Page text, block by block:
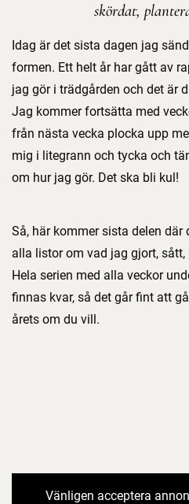
skördat,
Idag är det sista dagen jag
formen. Ett helt år har gått av
jag gör i trädgården och det är
Jag kommer fortsätta med
från nästa vecka plocka upp
mig i litegrann och tycka och
om hur jag gör. Det ska bli kul!
Så, här kommer sista delen
alla listor om vad jag gjort,
Hela serien med alla veckor
finnas kvar, så det går fint att
årets om du vill.
Vänligen acceptera